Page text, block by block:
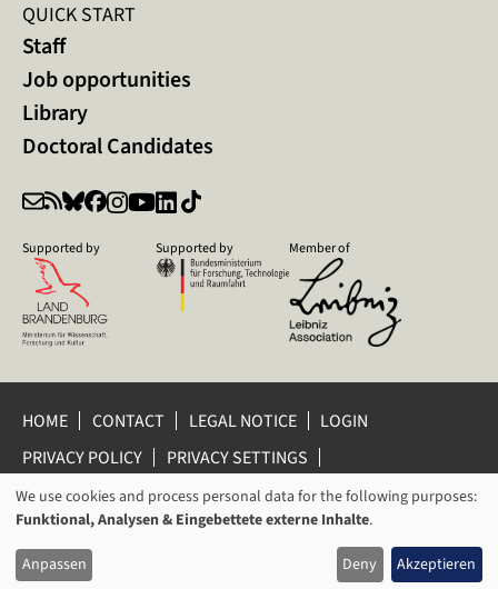
QUICK START
Staff
Job opportunities
Library
Doctoral Candidates
Supported by Supported by Member of
HOME CONTACT LEGAL NOTICE
LOGIN
PRIVACY POLICY
PRIVACY SETTINGS
WHISTLEBLOWER PROTECTION
© 2026 Leibniz Centre for Contemporary History Potsdam
USAGE
OF
PERSONAL
We use cookies and process personal data for the following purposes:
Funktional, Analysen & Eingebettete externe Inhalte.
Anpassen Deny Akzeptieren